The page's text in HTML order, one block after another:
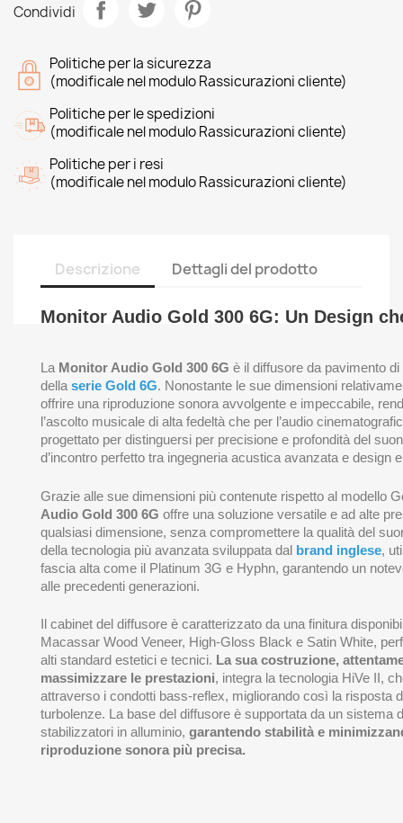
Condividi
Politiche per la sicurezza
(modificale nel modulo Rassicurazioni cliente)
Politiche per le spedizioni
(modificale nel modulo Rassicurazioni cliente)
Politiche per i resi
(modificale nel modulo Rassicurazioni cliente)
Descrizione Dettagli del prodotto
Monitor Audio Gold 300 6G: Un Design
La Monitor Audio Gold 300 6G è il diffusore da pavimento
della serie Gold 6G. Nonostante le sue dimensioni
offrire una riproduzione sonora avvolgente e impeccabile,
l’ascolto musicale di alta fedeltà che per l’audio
progettato per distinguersi per precisione e profondità del
d’incontro perfetto tra ingegneria acustica avanzata e design
Grazie alle sue dimensioni più contenute rispetto al modello
Audio Gold 300 6G offre una soluzione versatile e ad alte
qualsiasi dimensione, senza compromettere la qualità del
della tecnologia più avanzata sviluppata dal brand inglese,
fascia alta come il Platinum 3G e Hyphn, garantendo un
alle precedenti generazioni.
Il cabinet del diffusore è caratterizzato da una finitura
Macassar Wood Veneer, High-Gloss Black e Satin White,
alti standard estetici e tecnici. La sua costruzione,
massimizzare le prestazioni, integra la tecnologia HiVe II,
attraverso i condotti bass-reflex, migliorando così la risposta
turbolenze. La base del diffusore è supportata da un sistema
stabilizzatori in alluminio, garantendo stabilità e
riproduzione sonora più precisa.